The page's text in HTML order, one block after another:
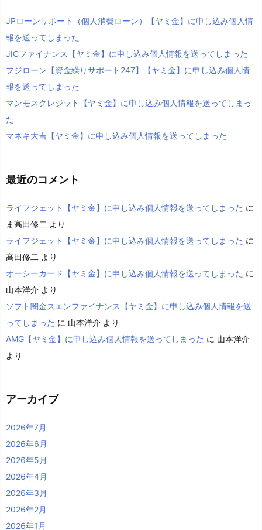
JPローンサポート（個人消費ローン）【ヤミ金】に申し込み個人情
報を送ってしまった
JICファイナンス【ヤミ金】に申し込み個人情報を送ってしまった
フジローン【資金繰りサポート247】【ヤミ金】に申し込み個人情
報を送ってしまった
マンモスクレジット【ヤミ金】に申し込み個人情報を送ってしまっ
た
マネキ大吉【ヤミ金】に申し込み個人情報を送ってしまった
最近のコメント
ライフジェット【ヤミ金】に申し込み個人情報を送ってしまった に
ま高田修二 より
ライフジェット【ヤミ金】に申し込み個人情報を送ってしまった に
高田修二 より
オーシーカード【ヤミ金】に申し込み個人情報を送ってしまった に
山本洋介 より
ソフト闇金スエンファイナンス【ヤミ金】に申し込み個人情報を送
ってしまった に 山本洋介 より
AMG【ヤミ金】に申し込み個人情報を送ってしまった に 山本洋介
より
アーカイブ
2026年7月
2026年6月
2026年5月
2026年4月
2026年3月
2026年2月
2026年1月